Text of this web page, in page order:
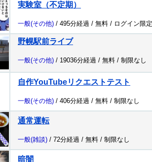
実験室（不定期）
一般(その他) / 495分経過 / 無料 / ログイン限定
野幌駅前ライブ
一般(その他) / 19036分経過 / 無料 / 制限なし
自作YouTubeリクエストテスト
一般(その他) / 406分経過 / 無料 / 制限なし
通常運転
一般(雑談) / 72分経過 / 無料 / 制限なし
暗闇